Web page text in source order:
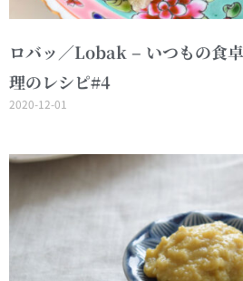
ロバッ／Lobak – いつもの食
理のレシピ#4
2020-12-01